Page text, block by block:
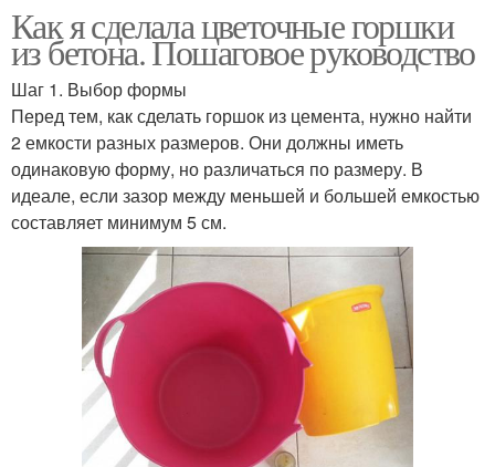
Как я сделала цветочные горшки
из бетона. Пошаговое руководство
Шаг 1. Выбор формы
Перед тем, как сделать горшок из цемента, нужно найти
2 емкости разных размеров. Они должны иметь
одинаковую форму, но различаться по размеру. В
идеале, если зазор между меньшей и большей емкостью
составляет минимум 5 см.